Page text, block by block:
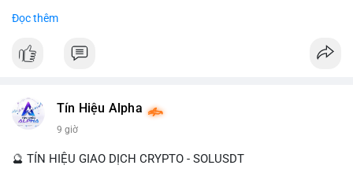
hướng đi của dòng tiền. Tránh hành động theo cảm xúc, ưu
rõ ràng về đích đến của số BTC này.
#dongtienlon
#vlikevn
📰 Nguồn: CoinDesk
Đọc thêm
Tín Hiệu Alpha
9 giờ
🔮 TÍN HIỆU GIAO DỊCH CRYPTO - SOLUSDT